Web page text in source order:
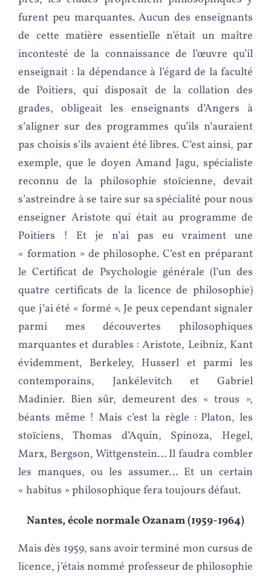
furent peu marquantes. Aucun des enseignants
de cette matière essentielle n’était un maître
incontesté de la connaissance de l’œuvre qu’il
enseignait : la dépendance à l’égard de la faculté
de Poitiers, qui disposait de la collation des
grades, obligeait les enseignants d’Angers à
s’aligner sur des programmes qu’ils n’auraient
pas choisis s’ils avaient été libres. C’est ainsi, par
exemple, que le doyen Amand Jagu, spécialiste
reconnu de la philosophie stoïcienne, devait
s’astreindre à se taire sur sa spécialité pour nous
enseigner Aristote qui était au programme de
Poitiers ! Et je n’ai pas eu vraiment une
« formation » de philosophe. C’est en préparant
le Certificat de Psychologie générale (l’un des
quatre certificats de la licence de philosophie)
que j’ai été « formé ». Je peux cependant signaler
parmi mes découvertes philosophiques
marquantes et durables : Aristote, Leibniz, Kant
évidemment, Berkeley, Husserl et parmi les
contemporains, Jankélevitch et Gabriel
Madinier. Bien sûr, demeurent des « trous »,
béants même ! Mais c’est la règle : Platon, les
stoïciens, Thomas d’Aquin, Spinoza, Hegel,
Marx, Bergson, Wittgenstein… Il faudra combler
les manques, ou les assumer… Et un certain
« habitus » philosophique fera toujours défaut.
Nantes, école normale Ozanam (1959-1964)
Mais dès 1959, sans avoir terminé mon cursus de
licence, j’étais nommé professeur de philosophie